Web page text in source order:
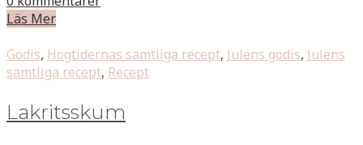
Läs Mer
Godis, Högtidernas samtliga recept, Julens godis, Julens
samtliga recept, Recept
Lakritsskum